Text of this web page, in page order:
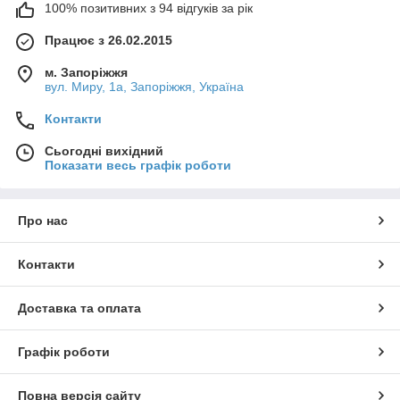
100% позитивних з 94 відгуків за рік
Працює з 26.02.2015
м. Запоріжжя
вул. Миру, 1а, Запоріжжя, Україна
Контакти
Сьогодні вихідний
Показати весь графік роботи
Про нас
Контакти
Доставка та оплата
Графік роботи
Повна версія сайту